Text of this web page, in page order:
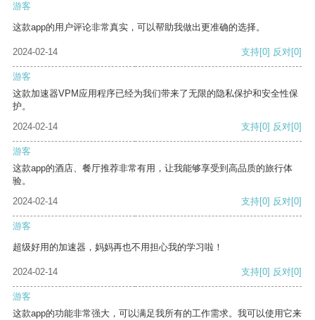
游客
这款app的用户评论非常真实，可以帮助我做出更准确的选择。
2024-02-14 支持[0] 反对[0]
游客
这款加速器VPM应用程序已经为我们带来了无限的隐私保护和安全性保
护。
2024-02-14
支持[0] 反对[0]
游客
这款app的酒店、餐厅推荐非常有用，让我能够享受到高品质的旅行体
验。
2024-02-14
支持[0] 反对[0]
游客
超级好用的加速器，妈妈再也不用担心我的学习啦！
2024-02-14 支持[0] 反对[0]
游客
这款app的功能非常强大，可以满足我所有的工作需求。我可以使用它来